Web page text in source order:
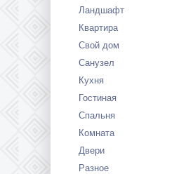
Ландшафт
Квартира
Свой дом
Санузел
Кухня
Гостиная
Спальня
Комната
Двери
Разное